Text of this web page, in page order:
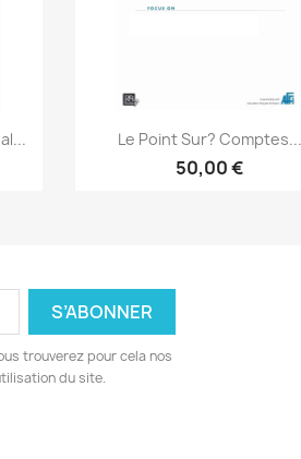
Aperçu rapide
Le Point Sur? Comptes...
50,00 €
trouverez pour cela nos
du site.